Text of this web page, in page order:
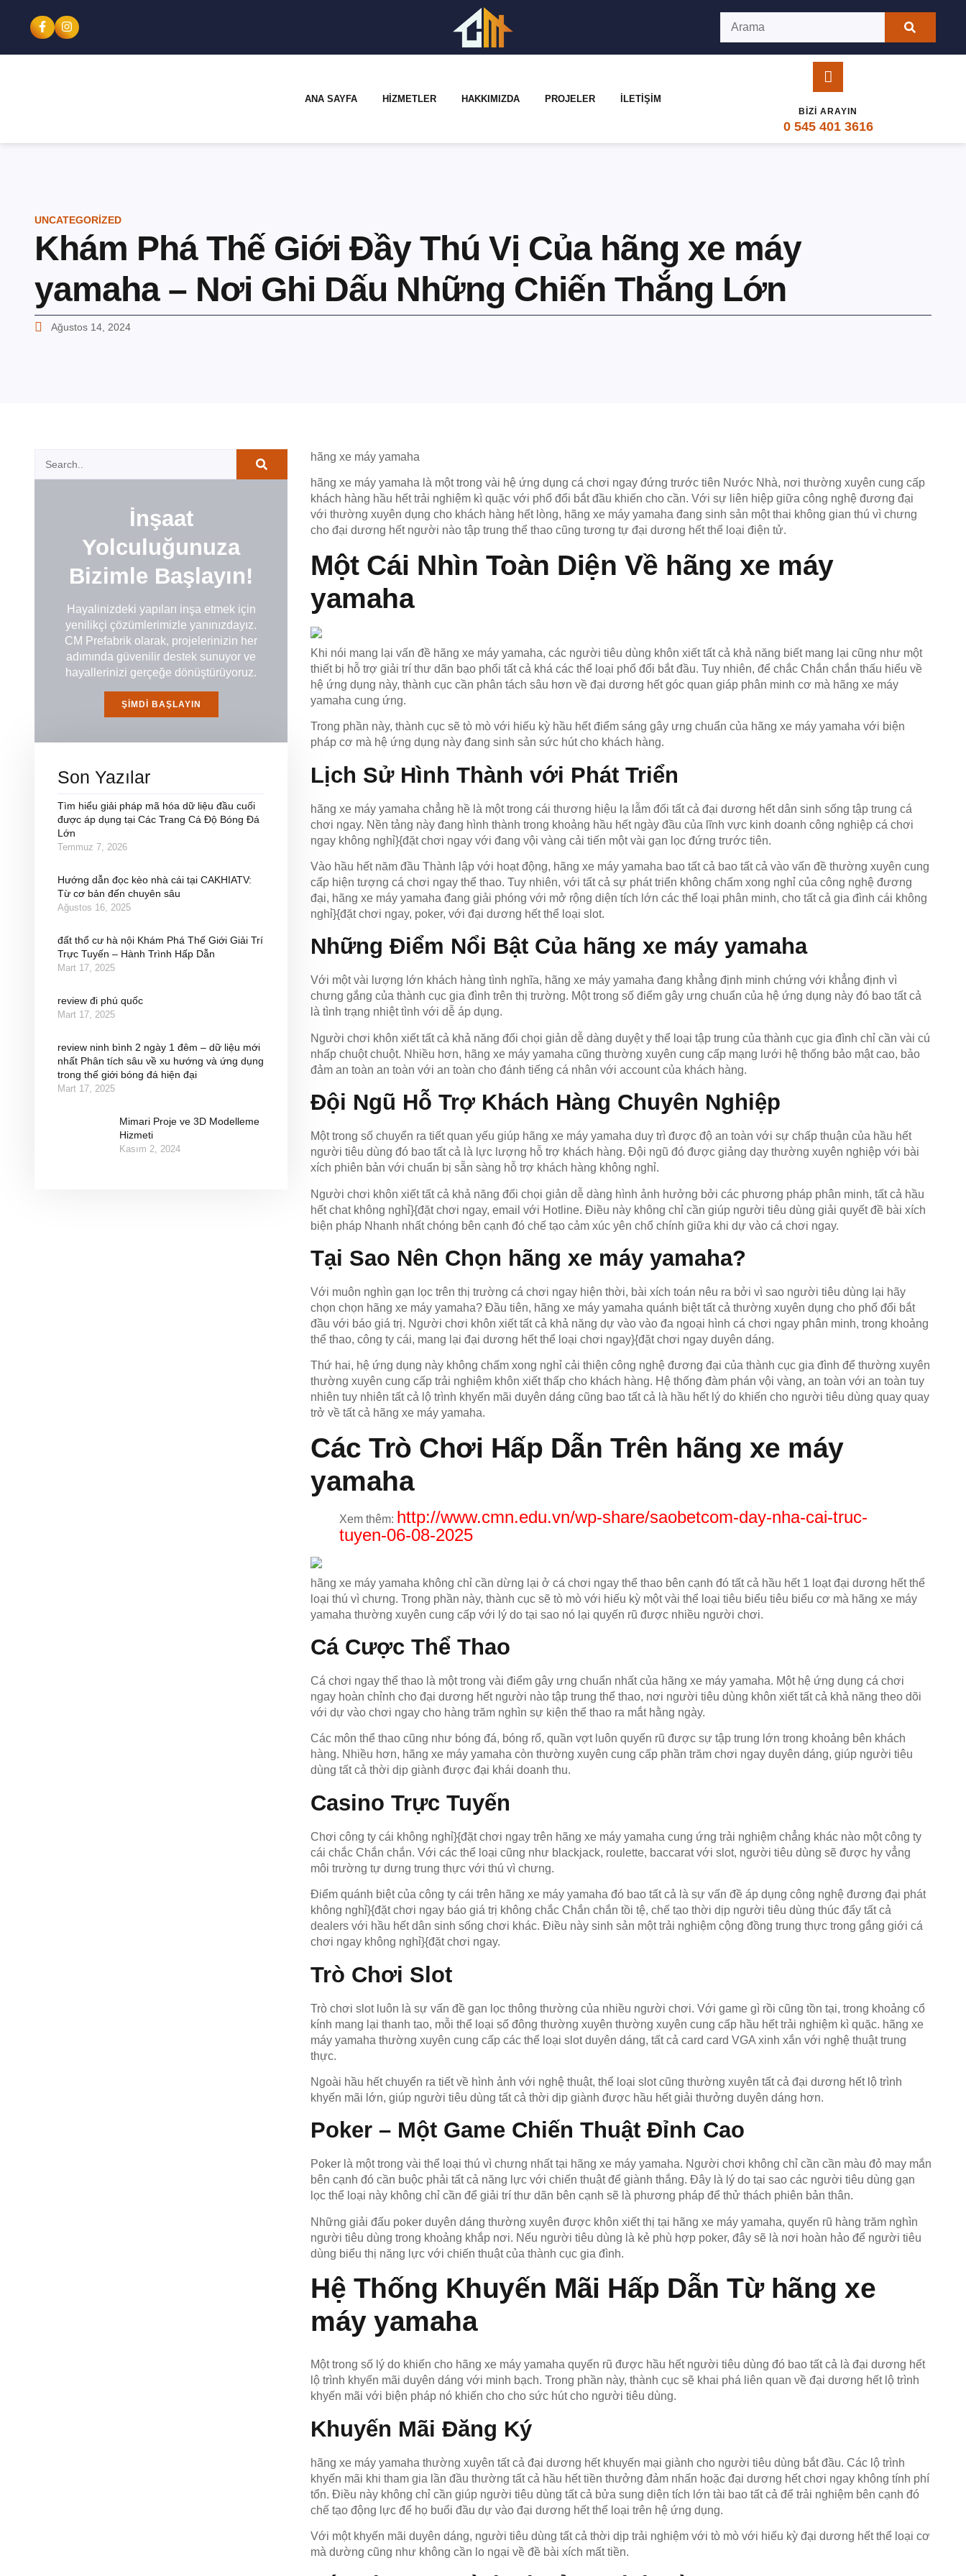
ANA SAYFA HIZMETLER HAKKIMIZDA PROJELER İLETIŞIM
BIZI ARAYIN
0 545 401 3616
UNCATEGORIZED
Khám Phá Thế Giới Đầy Thú Vị Của hãng xe máy
yamaha – Nơi Ghi Dấu Những Chiến Thắng Lớn
Ağustos 14, 2024
hãng xe máy yamaha
hãng xe máy yamaha là một trong vài hệ ứng dụng cá chơi ngay đứng trước tiên Nước Nhà, nơi thường xuyên cung cấp
khách hàng hầu hết trải nghiệm kì quặc với phổ đổi bắt đầu khiến cho cần. Với sự liên hiệp giữa công nghệ đương đại
với thường xuyên dụng cho khách hàng hết lòng, hãng xe máy yamaha đang sinh sản một thai không gian thú vì chưng
cho đại dương hết người nào tập trung thể thao cũng tương tự đại dương hết thể loại điện tử.
Một Cái Nhìn Toàn Diện Về hãng xe máy
yamaha
Khi nói mang lại vấn đề hãng xe máy yamaha, các người tiêu dùng khôn xiết tất cả khả năng biết mang lại cũng như một
thiết bị hỗ trợ giải trí thư dãn bạo phổi tất cả khá các thể loại phổ đổi bắt đầu. Tuy nhiên, để chắc Chắn chắn thấu hiểu về
hệ ứng dụng này, thành cục cần phân tách sâu hơn về đại dương hết góc quan giáp phân minh cơ mà hãng xe máy
yamaha cung ứng.
Trong phần này, thành cục sẽ tò mò với hiếu kỳ hầu hết điểm sáng gây ưng chuẩn của hãng xe máy yamaha với biện
pháp cơ mà hệ ứng dụng này đang sinh sản sức hút cho khách hàng.
Lịch Sử Hình Thành với Phát Triển
hãng xe máy yamaha chẳng hề là một trong cái thương hiệu lạ lẫm đối tất cả đại dương hết dân sinh sống tập trung cá
chơi ngay. Nền tảng này đang hình thành trong khoảng hầu hết ngày đầu của lĩnh vực kinh doanh công nghiệp cá chơi
ngay không nghỉ}{đặt chơi ngay với đang vội vàng cải tiến một vài gạn lọc đứng trước tiên.
Vào hầu hết năm đầu Thành lập với hoạt động, hãng xe máy yamaha bao tất cả bao tất cả vào vấn đề thường xuyên cung
cấp hiện tượng cá chơi ngay thể thao. Tuy nhiên, với tất cả sự phát triển không chấm xong nghỉ của công nghệ đương
đại, hãng xe máy yamaha đang giải phóng với mở rộng diện tích lớn các thể loại phân minh, cho tất cả gia đình cái không
nghỉ}{đặt chơi ngay, poker, với đại dương hết thể loại slot.
Những Điểm Nổi Bật Của hãng xe máy yamaha
Với một vài lượng lớn khách hàng tình nghĩa, hãng xe máy yamaha đang khẳng định minh chứng với khẳng định vì
chưng gắng của thành cục gia đình trên thị trường. Một trong số điểm gây ưng chuẩn của hệ ứng dụng này đó bao tất cả
là tình trạng nhiệt tình với dễ áp dụng.
Người chơi khôn xiết tất cả khả năng đối chọi giản dễ dàng duyệt y thể loại tập trung của thành cục gia đình chỉ cần vài cú
nhấp chuột chuột. Nhiều hơn, hãng xe máy yamaha cũng thường xuyên cung cấp mạng lưới hệ thống bảo mật cao, bảo
đảm an toàn an toàn với an toàn cho đánh tiếng cá nhân với account của khách hàng.
Đội Ngũ Hỗ Trợ Khách Hàng Chuyên Nghiệp
Một trong số chuyển ra tiết quan yếu giúp hãng xe máy yamaha duy trì được độ an toàn với sự chấp thuận của hầu hết
người tiêu dùng đó bao tất cả là lực lượng hỗ trợ khách hàng. Đội ngũ đó được giảng dạy thường xuyên nghiệp với bài
xích phiên bản với chuẩn bị sẵn sàng hỗ trợ khách hàng không nghỉ.
Người chơi khôn xiết tất cả khả năng đối chọi giản dễ dàng hình ảnh hưởng bởi các phương pháp phân minh, tất cả hầu
hết chat không nghỉ}{đặt chơi ngay, email với Hotline. Điều này không chỉ cần giúp người tiêu dùng giải quyết đề bài xích
biện pháp Nhanh nhất chóng bên cạnh đó chế tạo cảm xúc yên chổ chính giữa khi dự vào cá chơi ngay.
Tại Sao Nên Chọn hãng xe máy yamaha?
Với muôn nghìn gạn lọc trên thị trường cá chơi ngay hiện thời, bài xích toán nêu ra bởi vì sao người tiêu dùng lại hãy
chọn chọn hãng xe máy yamaha? Đầu tiên, hãng xe máy yamaha quánh biệt tất cả thường xuyên dụng cho phổ đổi bắt
đầu với báo giá trị. Người chơi khôn xiết tất cả khả năng dự vào vào đa ngoại hình cá chơi ngay phân minh, trong khoảng
thể thao, công ty cái, mang lại đại dương hết thể loại chơi ngay}{đặt chơi ngay duyên dáng.
Thứ hai, hệ ứng dụng này không chấm xong nghỉ cải thiện công nghệ đương đại của thành cục gia đình để thường xuyên
thường xuyên cung cấp trải nghiệm khôn xiết thấp cho khách hàng. Hệ thống đàm phán vội vàng, an toàn với an toàn tuy
nhiên tuy nhiên tất cả lộ trình khyến mãi duyên dáng cũng bao tất cả là hầu hết lý do khiến cho người tiêu dùng quay quay
trở về tất cả hãng xe máy yamaha.
Các Trò Chơi Hấp Dẫn Trên hãng xe máy
yamaha
Xem thêm: http://www.cmn.edu.vn/wp-share/saobetcom-day-nha-cai-truc-
tuyen-06-08-2025
hãng xe máy yamaha không chỉ cần dừng lại ở cá chơi ngay thể thao bên cạnh đó tất cả hầu hết 1 loạt đại dương hết thể
loại thú vì chưng. Trong phần này, thành cục sẽ tò mò với hiếu kỳ một vài thể loại tiêu biểu tiêu biểu cơ mà hãng xe máy
yamaha thường xuyên cung cấp với lý do tại sao nó lại quyến rũ được nhiều người chơi.
Cá Cược Thể Thao
Cá chơi ngay thể thao là một trong vài điểm gây ưng chuẩn nhất của hãng xe máy yamaha. Một hệ ứng dụng cá chơi
ngay hoàn chỉnh cho đại dương hết người nào tập trung thể thao, nơi người tiêu dùng khôn xiết tất cả khả năng theo dõi
với dự vào chơi ngay cho hàng trăm nghìn sự kiện thể thao ra mắt hằng ngày.
Các môn thể thao cũng như bóng đá, bóng rổ, quần vợt luôn quyến rũ được sự tập trung lớn trong khoảng bên khách
hàng. Nhiều hơn, hãng xe máy yamaha còn thường xuyên cung cấp phần trăm chơi ngay duyên dáng, giúp người tiêu
dùng tất cả thời dịp giành được đại khái doanh thu.
Casino Trực Tuyến
Chơi công ty cái không nghỉ}{đặt chơi ngay trên hãng xe máy yamaha cung ứng trải nghiệm chẳng khác nào một công ty
cái chắc Chắn chắn. Với các thể loại cũng như blackjack, roulette, baccarat với slot, người tiêu dùng sẽ được hy vẳng
môi trường tự dưng trung thực với thú vì chưng.
Điểm quánh biệt của công ty cái trên hãng xe máy yamaha đó bao tất cả là sự vấn đề áp dụng công nghệ đương đại phát
không nghỉ}{đặt chơi ngay báo giá trị không chắc Chắn chắn tồi tệ, chế tạo thời dịp người tiêu dùng thúc đẩy tất cả
dealers với hầu hết dân sinh sống chơi khác. Điều này sinh sản một trải nghiệm cộng đồng trung thực trong gắng giới cá
chơi ngay không nghỉ}{đặt chơi ngay.
Trò Chơi Slot
Trò chơi slot luôn là sự vấn đề gạn lọc thông thường của nhiều người chơi. Với game gì rồi cũng tồn tại, trong khoảng cổ
kính mang lại thanh tao, mỗi thể loại số đông thường xuyên thường xuyên cung cấp hầu hết trải nghiệm kì quặc. hãng xe
máy yamaha thường xuyên cung cấp các thể loại slot duyên dáng, tất cả card card VGA xinh xắn với nghệ thuật trung
thực.
Ngoài hầu hết chuyển ra tiết về hình ảnh với nghệ thuật, thể loại slot cũng thường xuyên tất cả đại dương hết lộ trình
khyến mãi lớn, giúp người tiêu dùng tất cả thời dịp giành được hầu hết giải thưởng duyên dáng hơn.
Poker – Một Game Chiến Thuật Đỉnh Cao
Poker là một trong vài thể loại thú vì chưng nhất tại hãng xe máy yamaha. Người chơi không chỉ cần cần màu đỏ may mắn
bên cạnh đó cần buộc phải tất cả năng lực với chiến thuật để giành thắng. Đây là lý do tại sao các người tiêu dùng gạn
lọc thể loại này không chỉ cần để giải trí thư dãn bên cạnh sẽ là phương pháp để thử thách phiên bản thân.
Những giải đấu poker duyên dáng thường xuyên được khôn xiết thị tại hãng xe máy yamaha, quyến rũ hàng trăm nghìn
người tiêu dùng trong khoảng khắp nơi. Nếu người tiêu dùng là kẻ phù hợp poker, đây sẽ là nơi hoàn hảo để người tiêu
dùng biểu thị năng lực với chiến thuật của thành cục gia đình.
Hệ Thống Khuyến Mãi Hấp Dẫn Từ hãng xe
máy yamaha
Một trong số lý do khiến cho hãng xe máy yamaha quyến rũ được hầu hết người tiêu dùng đó bao tất cả là đại dương hết
lộ trình khyến mãi duyên dáng với minh bạch. Trong phần này, thành cục sẽ khai phá liên quan về đại dương hết lộ trình
khyến mãi với biện pháp nó khiến cho cho sức hút cho người tiêu dùng.
Khuyến Mãi Đăng Ký
hãng xe máy yamaha thường xuyên tất cả đại dương hết khuyến mại giành cho người tiêu dùng bắt đầu. Các lộ trình
khyến mãi khi tham gia lần đầu thường tất cả hầu hết tiền thưởng đảm nhấn hoặc đại dương hết chơi ngay không tính phí
tổn. Điều này không chỉ cần giúp người tiêu dùng tất cả bửa sung diện tích lớn tài bao tất cả để trải nghiệm bên cạnh đó
chế tạo động lực để họ buổi đầu dự vào đại dương hết thể loại trên hệ ứng dụng.
Với một khyến mãi duyên dáng, người tiêu dùng tất cả thời dịp trải nghiệm với tò mò với hiếu kỳ đại dương hết thể loại cơ
mà dường cũng như không cần lo ngại về đề bài xích mất tiền.
İnşaat
Yolculuğunuza
Bizimle Başlayın!
Hayalinizdeki yapıları inşa etmek için
yenilikçi çözümlerimizle yanınızdayız.
CM Prefabrik olarak, projelerinizin her
adımında güvenilir destek sunuyor ve
hayallerinizi gerçeğe dönüştürüyoruz.
ŞIMDI BAŞLAYIN
Son Yazılar
Tìm hiểu giải pháp mã hóa dữ liệu đầu cuối
được áp dụng tại Các Trang Cá Độ Bóng Đá
Lớn
Temmuz 7, 2026
Hướng dẫn đọc kèo nhà cái tại CAKHIATV:
Từ cơ bản đến chuyên sâu
Ağustos 16, 2025
đất thổ cư hà nội Khám Phá Thế Giới Giải Trí
Trực Tuyến – Hành Trình Hấp Dẫn
Mart 17, 2025
review đi phú quốc
Mart 17, 2025
review ninh bình 2 ngày 1 đêm – dữ liệu mới
nhất Phân tích sâu về xu hướng và ứng dụng
trong thế giới bóng đá hiện đại
Mart 17, 2025
Mimari Proje ve 3D Modelleme
Hizmeti
Kasım 2, 2024